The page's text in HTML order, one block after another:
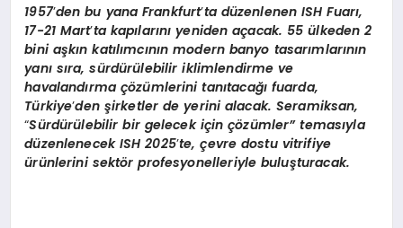
1957’den bu yana Frankfurt’ta düzenlenen ISH Fuarı,
17-21 Mart’ta kapılarını yeniden açacak. 55 ülkeden 2
bini aşkın katılımcının modern banyo tasarımlarının
yanı sıra, sürdürülebilir iklimlendirme ve
havalandırma çözümlerini tanıtacağı fuarda,
Türkiye’den şirketler de yerini alacak. Seramiksan,
“Sürdürülebilir bir gelecek için çözümler”temasıyla
düzenlenecek ISH 2025’te, çevre dostu vitrifiye
ürünlerini sektör profesyonelleriyle buluşturacak.